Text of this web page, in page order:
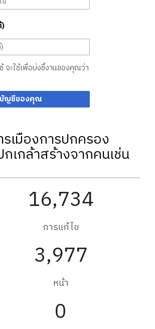
จะใช้เพื่อบ่งชี้งานของคุณว่า
ญชีของคุณ
เมืองการปกครอง
เกล้าสร้างจากคนเช่น
16,734
การแก้ไข
3,977
หน้า
0